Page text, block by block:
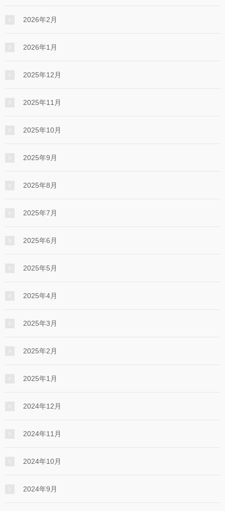
2026年2月
2026年1月
2025年12月
2025年11月
2025年10月
2025年9月
2025年8月
2025年7月
2025年6月
2025年5月
2025年4月
2025年3月
2025年2月
2025年1月
2024年12月
2024年11月
2024年10月
2024年9月